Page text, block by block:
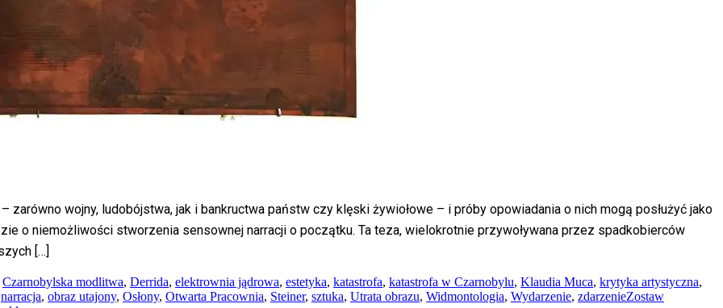
wojny, ludobójstwa, jak i bankructwa państw czy klęski żywiołowe – i próby opowiadania o nich mogą posłużyć jako
o niemożliwości stworzenia sensownej narracji o początku. Ta teza, wielokrotnie przywoływana przez spadkobierców
[…]
Czarnobylska modlitwa, Derrida, elektrownia jądrowa, estetyka, katastrofa, katastrofa w Czarnobylu, Klaudia Muca, krytyka artystyczna,
narracja, obraz utajony, Osłony, Otwarta Pracownia, Steiner, sztuka, Utrata obrazu, Widmontologia, Wydarzenie, zdarzenieZostaw